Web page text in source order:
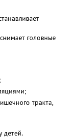
головные
тракта,
детей.